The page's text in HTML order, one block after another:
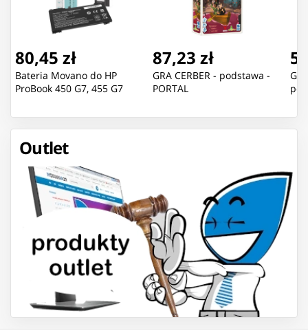
80,45 zł
Bateria Movano do HP
ProBook 450 G7, 455 G7
87,23 zł
GRA CERBER - podstawa -
PORTAL
Outlet